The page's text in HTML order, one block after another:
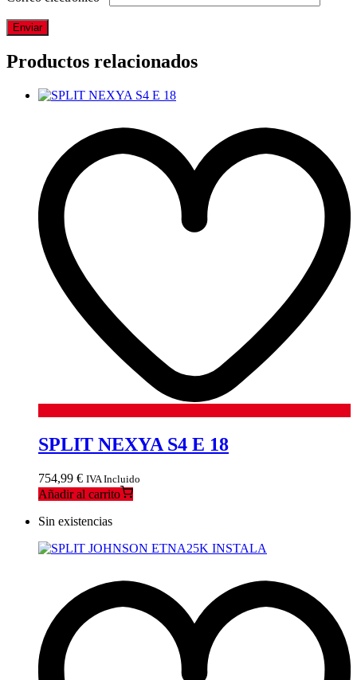
Productos relacionados
SPLIT NEXYA S4 E 18
754,99 € IVA Incluido
Añadir al carrito
Sin existencias